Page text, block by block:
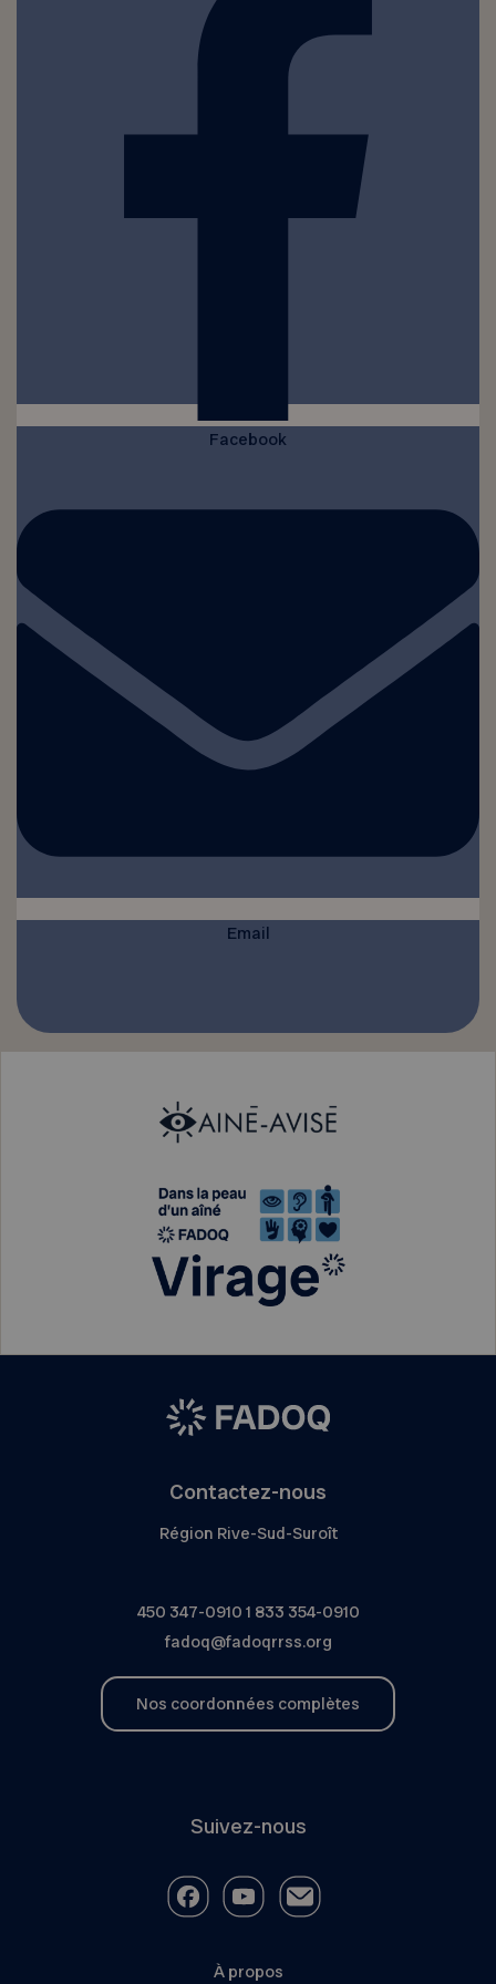
Facebook
Email
Contactez-nous
Région Rive-Sud-Suroît
450 347-0910 1 833 354-0910
fadoq@fadoqrrss.org
Nos coordonnées complètes
Suivez-nous
À propos